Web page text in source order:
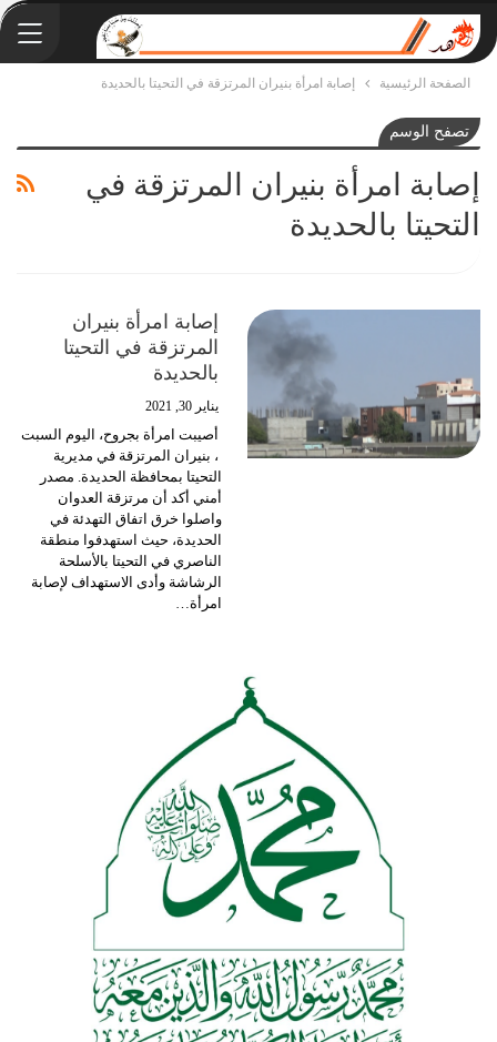
الصفحة الرئيسية إصابة امرأة بنيران المرتزقة في التحيتا بالحديدة
تصفح الوسم
إصابة امرأة بنيران المرتزقة في
التحيتا بالحديدة
إصابة امرأة بنيران
المرتزقة في التحيتا
بالحديدة
يناير 30, 2021
أصيبت امرأة بجروح، اليوم السبت
، بنيران المرتزقة في مديرية
التحيتا بمحافظة الحديدة. مصدر
أمني أكد أن مرتزقة العدوان
واصلوا خرق اتفاق التهدئة في
الحديدة، حيث استهدفوا منطقة
الناصري في التحيتا بالأسلحة
الرشاشة وأدى الاستهداف لإصابة
امرأة…